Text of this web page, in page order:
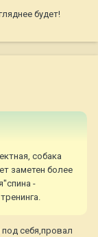
будет!
собака
заметен более
-
себя,провал